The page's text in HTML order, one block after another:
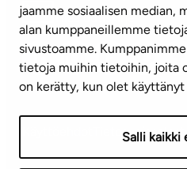
jaamme sosiaalisen median,
alan kumppaneillemme
sivustoamme.
tietoja muihin tietoihin, joita
on kerätty, kun olet käyttänyt
Salli kaikki
Tilaa uutiskirje